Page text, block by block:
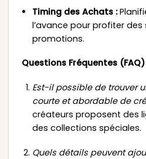
Timing des Achats :
l’avance pour profiter
promotions.
Questions Fréquentes (FAQ)
Est-il possible de trouver
courte et abordable de
créateurs proposent des
des collections spéciales.
Quels détails peuvent